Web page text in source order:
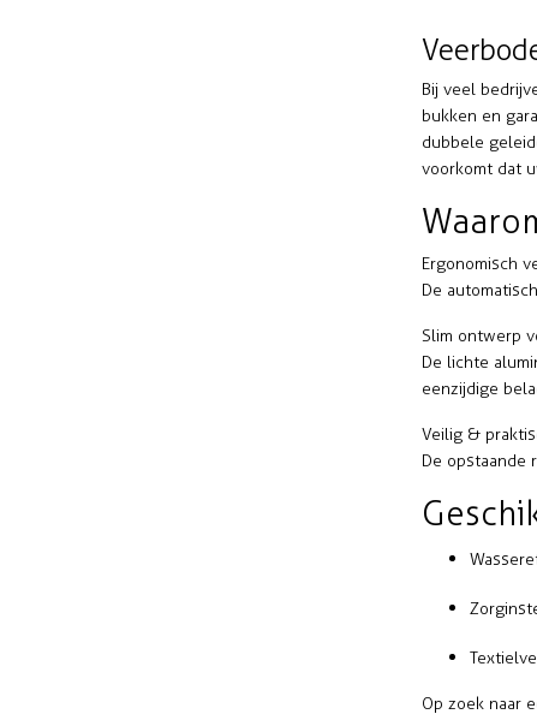
Bij veel
bukken en
dubbele
voorkomt dat
Ergonomisch
De
Slim ontwerp
De lichte
eenzijdige
Veilig &
De opstaande
Op zoek naar